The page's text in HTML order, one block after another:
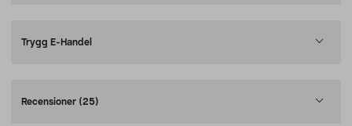
Trygg E-Handel
Recensioner (25)